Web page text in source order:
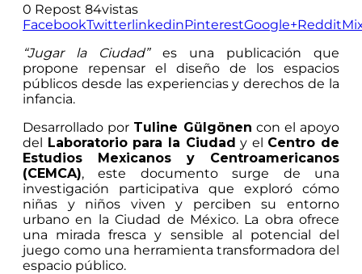
0 Repost 84vistas
FacebookTwitterlinkedinPinterestGoogle+Reddit
“Jugar la Ciudad”es una publicación que
propone repensar el diseño de los espacios
públicos desde las experiencias y derechos de la
infancia.
Desarrollado por Tuline Gülgönen con el apoyo
del Laboratorio para la Ciudad y el Centro de
Estudios Mexicanos y Centroamericanos
(CEMCA), este documento surge de una
investigación participativa que exploró cómo
niñas y niños viven y perciben su entorno
urbano en la Ciudad de México. La obra ofrece
una mirada fresca y sensible al potencial del
juego como una herramienta transformadora del
espacio público.